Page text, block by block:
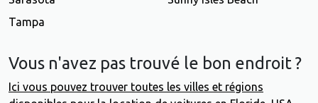
Tampa
Vous n'avez pas trouvé le bon endroit ?
Ici vous pouvez trouver toutes les villes et régions